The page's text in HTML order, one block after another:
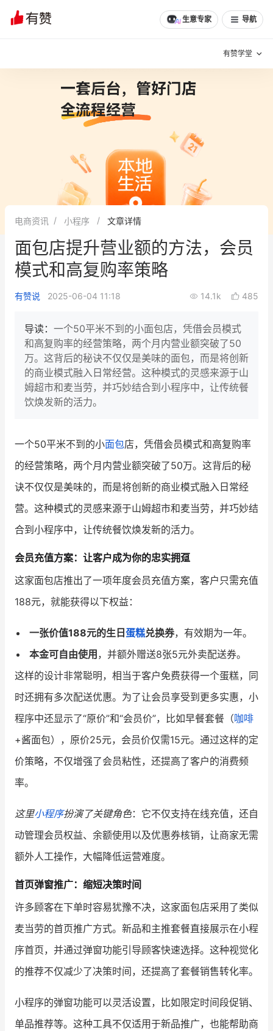
生意专家 导航
有赞学堂
增长方法
有赞专家说
新零售最佳实践
面对面聊增长
新零售大会 新零售茶会
增长产品指南
智库 产品场景库
产品更新动态
新零售资讯
培训课程
增长俱乐部
增长俱乐部
商家社区 社群交流
合作共进
认证服务商 设计服务商
有赞云 数据通服务
电商资讯 小程序 文章详情
面包店提升营业额的方法，会员
模式和高复购率策略
有赞说 2025-06-04 11:18 14.1k 485
导读： 一个50平米不到的小面包店，凭借会员模式
和高复购率的经营策略，两个月内营业额突破了50
万。这背后的秘诀不仅仅是美味的面包，而是将创新
的商业模式融入日常经营。这种模式的灵感来源于山
姆超市和麦当劳，并巧妙结合到小程序中，让传统餐
饮焕发新的活力。
一个50平米不到的小面包店，凭借会员模式和高复购率
的经营策略，两个月内营业额突破了50万。这背后的秘
诀不仅仅是美味的，而是将创新的商业模式融入日常经
营。这种模式的灵感来源于山姆超市和麦当劳，并巧妙结
合到小程序中，让传统餐饮焕发新的活力。
会员充值方案：让客户成为你的忠实拥趸
这家面包店推出了一项年度会员充值方案，客户只需充值
188元，就能获得以下权益：
一张价值188元的生日 蛋糕兑换券，有效期为一年。
本金可自由使用 ，并额外赠送8张5元外卖配送券。
这样的设计非常聪明，相当于客户免费获得一个蛋糕，同
时还拥有多次配送优惠。为了让会员享受到更多实惠，小
程序中还显示了“原价”和“会员价”，比如早餐套餐（咖啡
+酱面包），原价25元，会员价仅需15元。通过这样的定
价策略，不仅增强了会员粘性，还提高了客户的消费频
率。
这里小程序扮演了关键角色：它不仅支持在线充值，还自
动管理会员权益、余额使用以及优惠券核销，让商家无需
额外人工操作，大幅降低运营难度。
首页弹窗推广：缩短决策时间
许多顾客在下单时容易犹豫不决，这家面包店采用了类似
麦当劳的首页推广方式。新品和主推套餐直接展示在小程
序首页，并通过弹窗功能引导顾客快速选择。这种视觉化
的推荐不仅减少了决策时间，还提高了套餐销售转化率。
小程序的弹窗功能可以灵活设置，比如限定时间段促销、
单品推荐等。这种工具不仅适用于新品推广，也能帮助商